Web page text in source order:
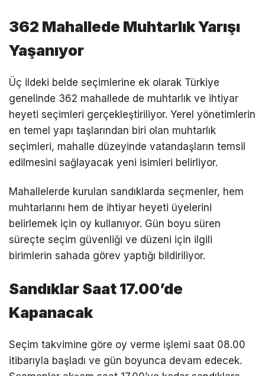
362 Mahallede Muhtarlık Yarışı
Yaşanıyor
Üç ildeki belde seçimlerine ek olarak Türkiye
genelinde 362 mahallede de muhtarlık ve ihtiyar
heyeti seçimleri gerçekleştiriliyor. Yerel yönetimlerin
en temel yapı taşlarından biri olan muhtarlık
seçimleri, mahalle düzeyinde vatandaşların temsil
edilmesini sağlayacak yeni isimleri belirliyor.
Mahallelerde kurulan sandıklarda seçmenler, hem
muhtarlarını hem de ihtiyar heyeti üyelerini
belirlemek için oy kullanıyor. Gün boyu süren
süreçte seçim güvenliği ve düzeni için ilgili
birimlerin sahada görev yaptığı bildiriliyor.
Sandıklar Saat 17.00’de
Kapanacak
Seçim takvimine göre oy verme işlemi saat 08.00
itibarıyla başladı ve gün boyunca devam edecek.